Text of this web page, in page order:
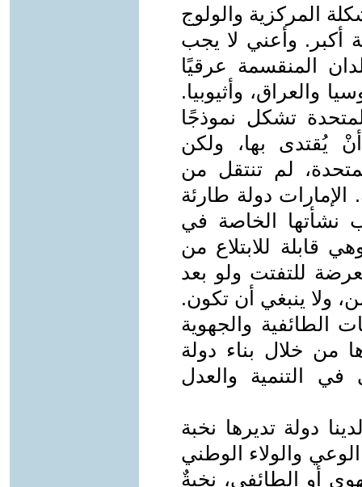
المركزية والولوج
أكبر. وأعني لا يجب
المنقسمة عرقيًا
والعراق، وأثيوبيا.
تشكل نموذجًا
أنْ يُقتدى بها، ولكن
لم تنتقل من
الإمارات دولة طارئة
الخاصة في
قابلة للابتلاع من
للتفتت ولو بعد
ولا ينبغي أن تكون.
الطائفية والجهوية
من خلال بناء دولة
التنمية والعدل
دولة تديرها نخبة
والولاء الوطني
أو الطائفي، نخبةٌ